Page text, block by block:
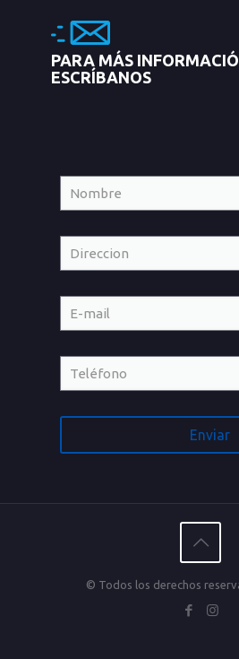
PARA MÁS
ESCRÍBANOS
© Todos los derechos